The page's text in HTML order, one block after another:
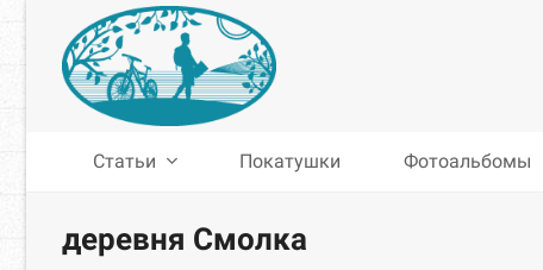
Статьи Покатушки Фотоальбомы
деревня Смолка